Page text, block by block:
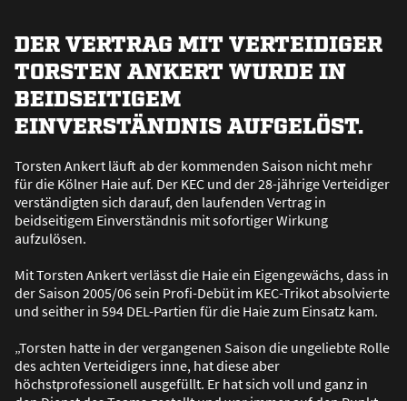
DER VERTRAG MIT VERTEIDIGER
TORSTEN ANKERT WURDE IN
BEIDSEITIGEM
EINVERSTÄNDNIS AUFGELÖST.
Torsten Ankert läuft ab der kommenden Saison nicht mehr
für die Kölner Haie auf. Der KEC und der 28-jährige Verteidiger
verständigten sich darauf, den laufenden Vertrag in
beidseitigem Einverständnis mit sofortiger Wirkung
aufzulösen.
Mit Torsten Ankert verlässt die Haie ein Eigengewächs, dass in
der Saison 2005/06 sein Profi-Debüt im KEC-Trikot absolvierte
und seither in 594 DEL-Partien für die Haie zum Einsatz kam.
„Torsten hatte in der vergangenen Saison die ungeliebte Rolle
des achten Verteidigers inne, hat diese aber
höchstprofessionell ausgefüllt. Er hat sich voll und ganz in